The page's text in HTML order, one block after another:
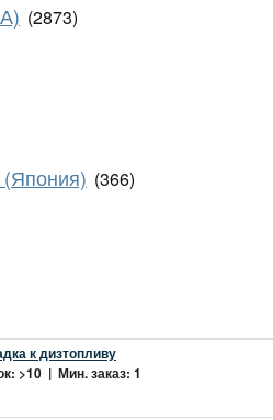
(2873)
(Япония) (366)
к дизтопливу
>10 | Мин. заказ: 1